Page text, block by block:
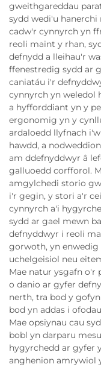
gweithgareddau
sydd wedi'u
cadw'r cynnyrch yn
reoli maint y rhan,
defnydd a lleihau'r
ffenestredig sydd ar
caniatáu i'r
cynnyrch yn weledol
a hyfforddiant yn y
ergonomig yn y
ardaloedd llyfnach
hawdd, a
am ddefnyddwyr â
galluoedd corfforol.
amgylchedi storio
i'r gegin, y stori a'r
cynnyrch a'i
sydd ar gael mewn
defnyddwyr i reoli
gorwoth, yn
uchelgeisiol neu
Mae natur ysgafn o'r
o danio ar gyfer
nerth, tra bod y
bod yn addas i
Mae opsiynau cau
bobl yn darparu
hygyrchedd ar gyfer
anghenion amrywiol